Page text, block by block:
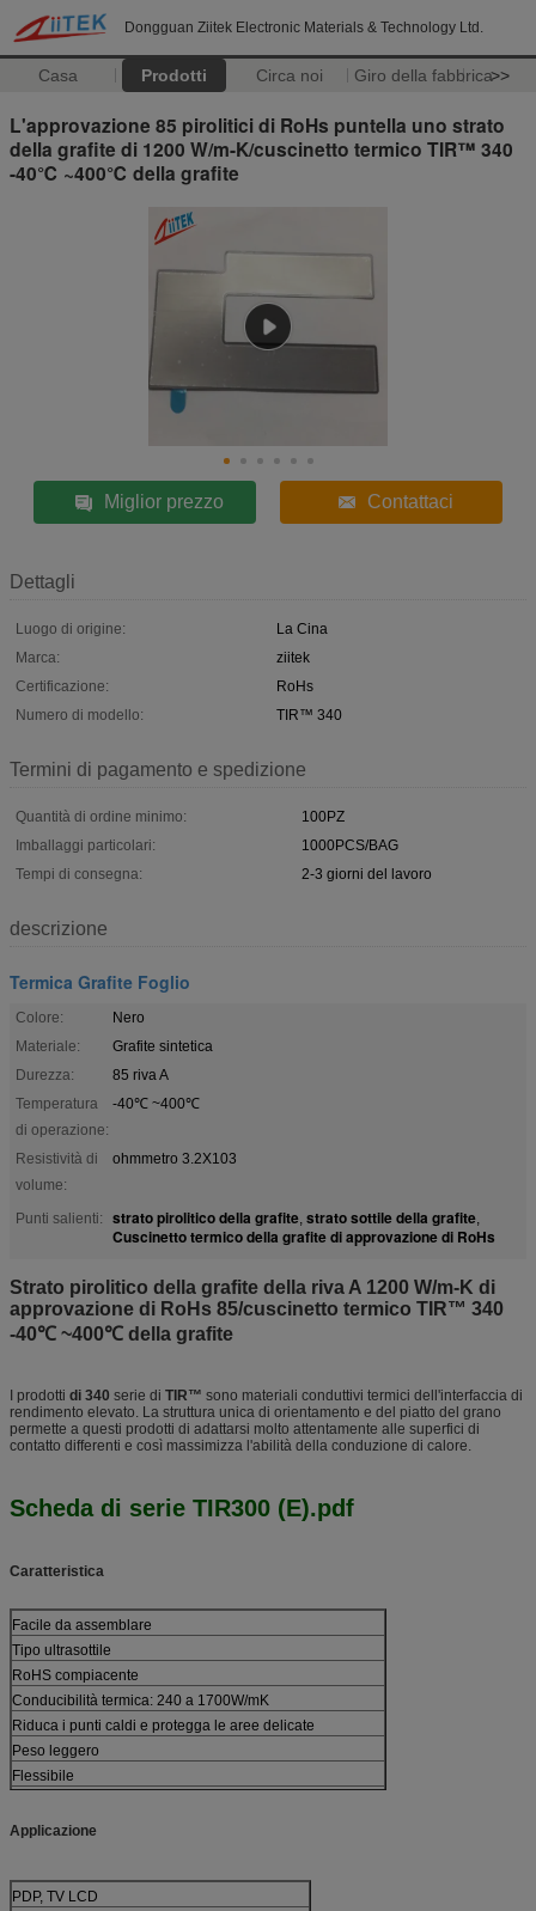
Dongguan Ziitek Electronic Materials & Technology Ltd.
Casa Prodotti Circa noi Giro della fabbrica>>
L'approvazione 85 pirolitici di RoHs puntella uno strato
della grafite di 1200 W/m-K/cuscinetto termico TIR™ 340
-40℃ ~400℃ della grafite
Miglior prezzo Contattaci
Dettagli
Luogo di origine:
La Cina
Marca:
ziitek
Certificazione:
RoHs
Numero di modello:
TIR™ 340
Termini di pagamento e spedizione
Quantità di ordine minimo:
100PZ
Imballaggi particolari:
1000PCS/BAG
Tempi di consegna:
2-3 giorni del lavoro
descrizione
Termica Grafite Foglio
Colore:
Nero
Materiale:
Grafite sintetica
Durezza:
85 riva A
Temperatura
di operazione:
-40℃ ~400℃
Resistività di
volume:
ohmmetro 3.2X103
Punti salienti: strato pirolitico della grafite, strato sottile della grafite,
Cuscinetto termico della grafite di approvazione di RoHs
Strato pirolitico della grafite della riva A 1200 W/m-K di
approvazione di RoHs 85/cuscinetto termico TIR™ 340
-40℃ ~400℃ della grafite
I prodotti di 340 serie di TIR™ sono materiali conduttivi termici dell'interfaccia di
rendimento elevato. La struttura unica di orientamento e del piatto del grano
permette a questi prodotti di adattarsi molto attentamente alle superfici di
contatto differenti e così massimizza l'abilità della conduzione di calore.
Scheda di serie TIR300 (E).pdf
Caratteristica
Facile da assemblare
Tipo ultrasottile
RoHS compiacente
Conducibilità termica: 240 a 1700W/mK
Riduca i punti caldi e protegga le aree delicate
Peso leggero
Flessibile
Applicazione
PDP, TV LCD